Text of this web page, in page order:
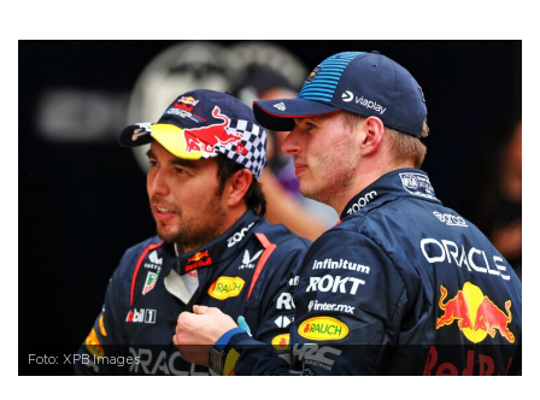
Foto: XPB Images